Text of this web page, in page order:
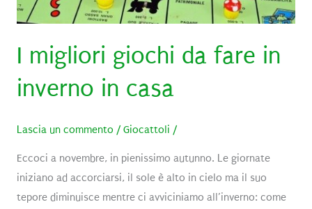
I migliori giochi da fare in
inverno in casa
Lascia un commento / Giocattoli /
Eccoci a novembre, in pienissimo autunno. Le giornate
iniziano ad accorciarsi, il sole è alto in cielo ma il suo
tepore diminuisce mentre ci avviciniamo all’inverno: come